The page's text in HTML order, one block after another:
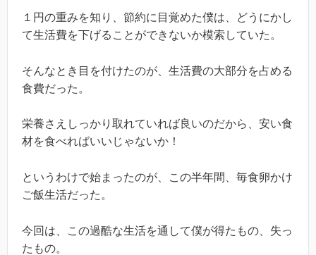
１円の重みを知り、節約に目覚めた僕は、どうにかし
て生活費を下げることができないか模索していた。
そんなとき目を付けたのが、生活費の大部分を占める
食費だった。
栄養さえしっかり取れていれば良いのだから、安い食
材を食べればいいじゃないか！
というわけで始まったのが、この半年間、毎食卵かけ
ご飯生活だった。
今回は、この過酷な生活を通して僕が得たもの、失っ
たもの。